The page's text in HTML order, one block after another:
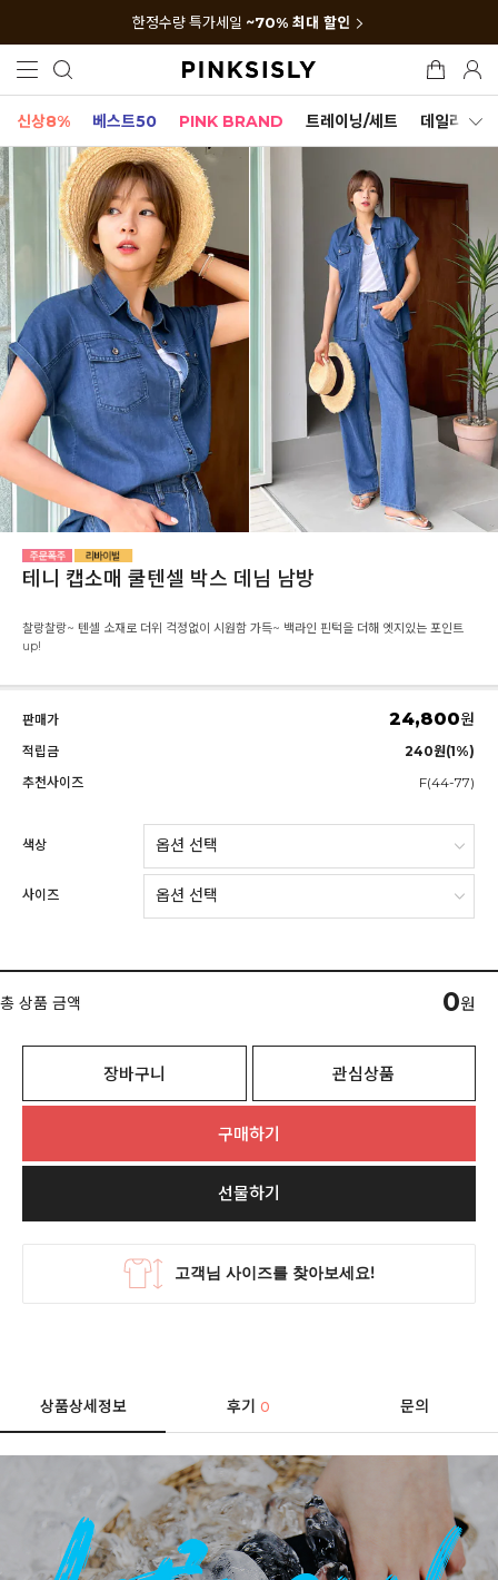
한정수량 특가세일 ~70% 최대 할인
신상8% 베스트50 PINK BRAND 트레이닝/세트 데일리세트
테니 캡소매 쿨텐셀 박스 데님 남방
찰랑찰랑~ 텐셀 소재로 더위 걱정없이 시원함 가득~ 백라인 핀턱을 더해 엣지있는 포인트
up!
판매가 24,800원
적립금
240원(1%)
추천사이즈
F(44-77)
색상
사이즈
총 상품 금액 0원
장바구니 관심상품
구매하기
선물하기
상품상세정보 후기0 문의